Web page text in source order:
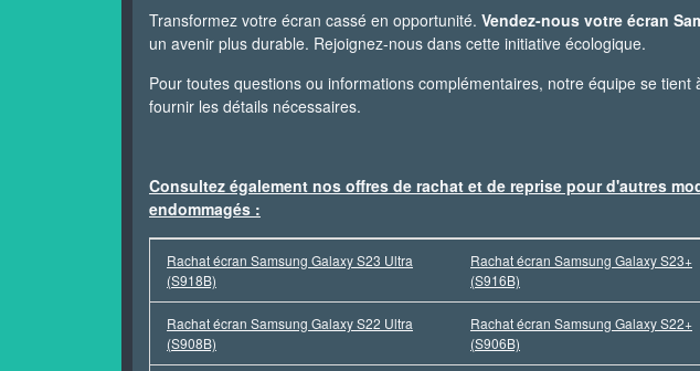
Transformez votre écran cassé en opportunité. Vendez-nous votre écran
un avenir plus durable. Rejoignez-nous dans cette initiative écologique.
Pour toutes questions ou informations complémentaires, notre équipe se
fournir les détails nécessaires.
Consultez également nos offres de rachat et de reprise pour d'autres
endommagés :
Rachat écran Samsung Galaxy S23 Ultra
(S918B)
Rachat écran Samsung Galaxy S23+
(S916B)
Rachat écran Samsung Galaxy S22 Ultra
(S908B)
Rachat écran Samsung Galaxy S22+
(S906B)